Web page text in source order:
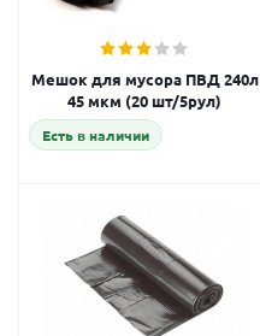
Мешок для мусора ПВД 240л
45 мкм (20 шт/5рул)
Есть в наличии